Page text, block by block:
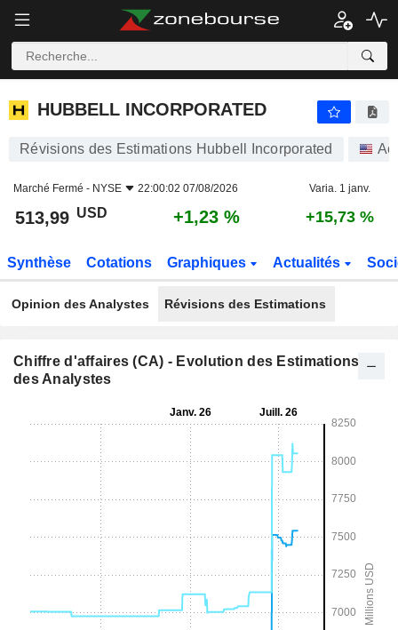
HUBBELL INCORPORATED
HUBBELL INCORPORATED
Révisions des Estimations Hubbell Incorporated
Marché Fermé - NYSE 22:00:02 07/08/2026 Varia. 1 janv.
513,99 USD +1,23 % +15,73 %
Synthèse Cotations Graphiques Actualités
Opinion des Analystes Révisions des Estimations
Chiffre d'affaires (CA) - Evolution des Estimations
des Analystes